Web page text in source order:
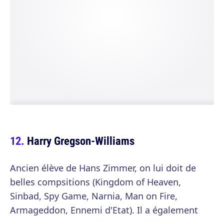
Harry Gregson-Williams
Ancien élève de Hans Zimmer, on lui doit de
belles compsitions (Kingdom of Heaven,
Sinbad, Spy Game, Narnia, Man on Fire,
Armageddon, Ennemi d'Etat). Il a également